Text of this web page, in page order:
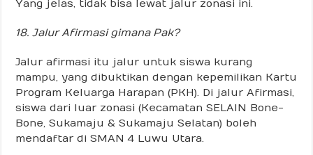
Yang jelas, tidak bisa lewat jalur zonasi ini.
18. Jalur Afirmasi gimana Pak?
Jalur afirmasi itu jalur untuk siswa kurang
mampu, yang dibuktikan dengan kepemilikan Kartu
Program Keluarga Harapan (PKH). Di jalur Afirmasi,
siswa dari luar zonasi (Kecamatan SELAIN Bone-
Bone, Sukamaju & Sukamaju Selatan) boleh
mendaftar di SMAN 4 Luwu Utara.